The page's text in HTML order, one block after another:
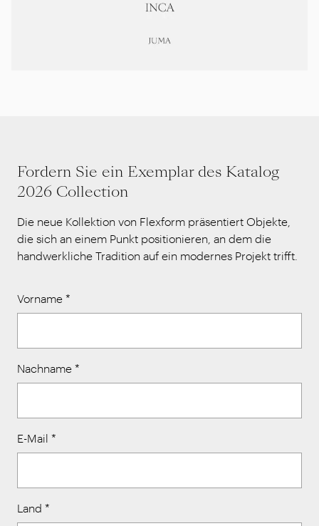
Fordern Sie ein Exemplar des Katalog
2026 Collection
Die neue Kollektion von Flexform präsentiert Objekte,
die sich an einem Punkt positionieren, an dem die
handwerkliche Tradition auf ein modernes Projekt trifft.
Vorname *
Nachname *
E-Mail *
Land *